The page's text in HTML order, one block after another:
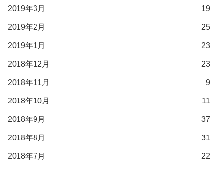
2019年3月 19
2019年2月 25
2019年1月 23
2018年12月 23
2018年11月 9
2018年10月 11
2018年9月 37
2018年8月 31
2018年7月 22